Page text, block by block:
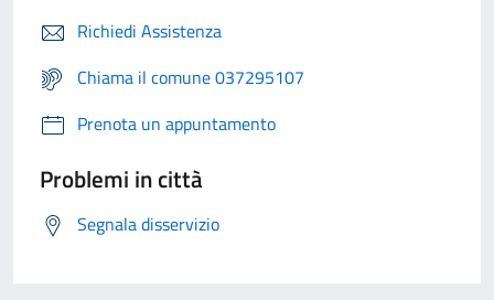
Richiedi Assistenza
Chiama il comune 037295107
Prenota un appuntamento
Problemi in città
Segnala disservizio